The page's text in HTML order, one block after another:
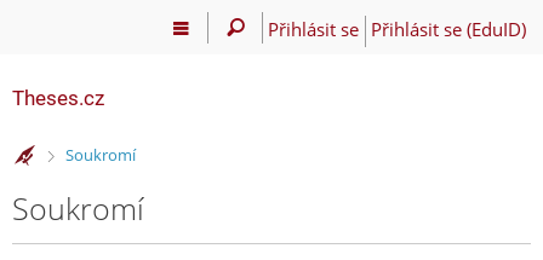
Přihlásit se Přihlásit se (EduID)
Theses.cz
>
Soukromí
Soukromí